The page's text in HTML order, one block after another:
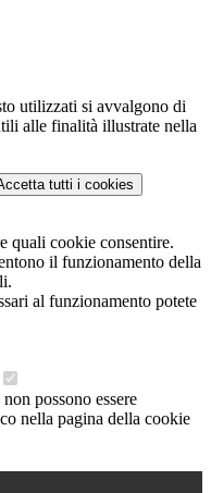
utilizzati si avvalgono di
alle finalità illustrate nella
tutti i cookies
quali cookie consentire.
il funzionamento della
al funzionamento potete
possono essere
nella pagina della cookie